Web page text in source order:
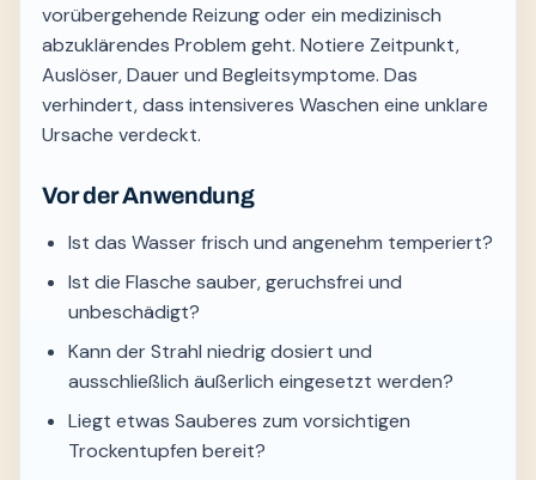
vorübergehende Reizung oder ein medizinisch
abzuklärendes Problem geht. Notiere Zeitpunkt,
Auslöser, Dauer und Begleitsymptome. Das
verhindert, dass intensiveres Waschen eine unklare
Ursache verdeckt.
Vor der Anwendung
Ist das Wasser frisch und angenehm temperiert?
Ist die Flasche sauber, geruchsfrei und
unbeschädigt?
Kann der Strahl niedrig dosiert und
ausschließlich äußerlich eingesetzt werden?
Liegt etwas Sauberes zum vorsichtigen
Trockentupfen bereit?